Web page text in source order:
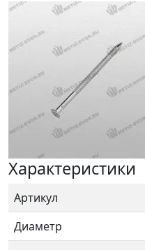
Характеристики
Артикул
Диаметр